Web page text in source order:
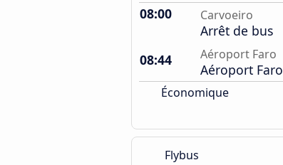
08:00 Carvoeiro
Arrêt de bus
08:44
Aéroport Faro
Aéroport Faro
Économique
Flybus